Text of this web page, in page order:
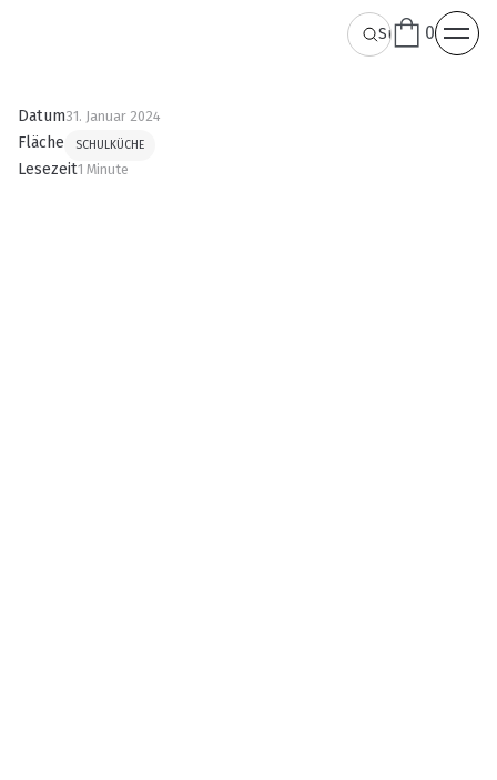
0
Datum31. Januar 2024
Fläche SCHULKÜCHE
Lesezeit1 Minute